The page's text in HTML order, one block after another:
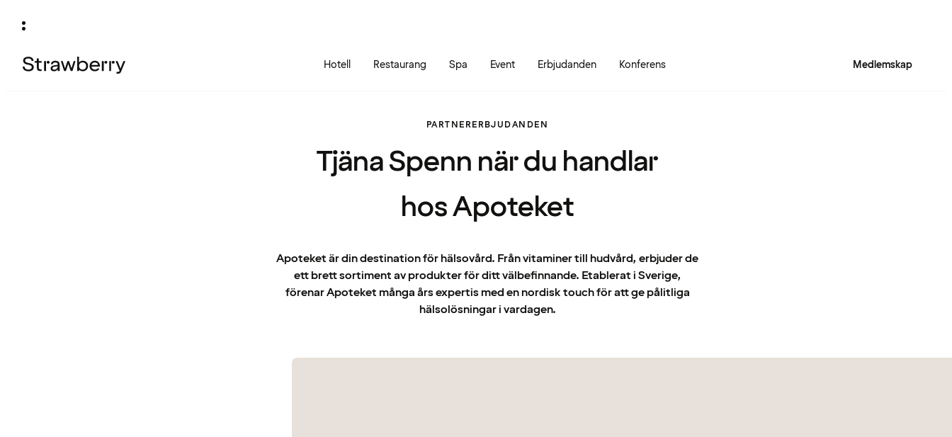
Hotell Restaurang Spa Event Erbjudanden Konferens Medlemskap
PARTNERERBJUDANDEN
Tjäna Spenn när du handlar
hos Apoteket
Apoteket är din destination för hälsovård. Från vitaminer till hudvård, erbjuder de
ett brett sortiment av produkter för ditt välbefinnande. Etablerat i Sverige,
förenar Apoteket många års expertis med en nordisk touch för att ge pålitliga
hälsolösningar i vardagen.